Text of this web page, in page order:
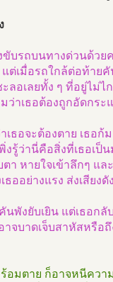
บรถบนทางด่วนด้วยค
ต่เมื่อรถใกล้ต่อท้าย
ลอเลยทั้ง ๆ ที่อยู่ไม่ไ
ว่าเธอต้องถูกอัดกร
เธอจะต้องตาย เธอก้
พิ่งรู้ว่านี่คือสิ่งที่เธอเ
ตา หายใจเข้าลึกๆ แ
ธออย่างแรง ส่งเสียง
นพังยับเยิน แต่เธอกลั
าจบาดเจ็บสาหัสหรือ
อมตาย ก็อาจหนีควา